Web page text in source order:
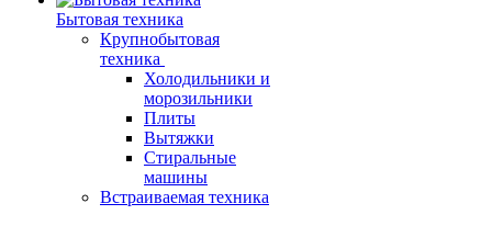
Бытовая техника
Крупнобытовая
техника
Холодильники и
морозильники
Плиты
Вытяжки
Стиральные
машины
Встраиваемая техника